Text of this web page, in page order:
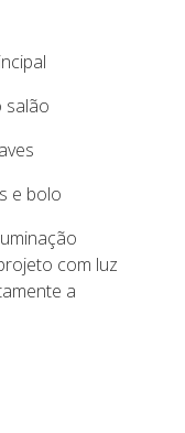
salão
e bolo
com luz
a